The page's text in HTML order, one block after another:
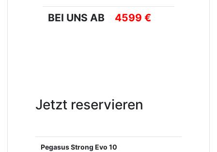
BEI UNS AB 4599 €
Jetzt reservieren
Pegasus Strong Evo 10